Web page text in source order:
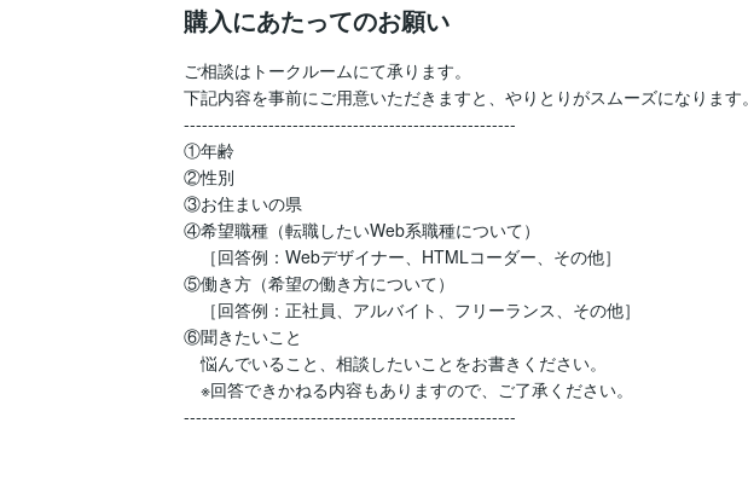
購入にあたってのお願い
ご相談はトークルームにて承ります。
下記内容を事前にご用意いただきますと、やりとりがスムーズになります。
-------------------------------------------------------
①年齢
②性別
③お住まいの県
④希望職種（転職したいWeb系職種について）
［回答例：Webデザイナー、HTMLコーダー、その他］
⑤働き方（希望の働き方について）
［回答例：正社員、アルバイト、フリーランス、その他］
⑥聞きたいこと
悩んでいること、相談したいことをお書きください。
※回答できかねる内容もありますので、ご了承ください。
-------------------------------------------------------